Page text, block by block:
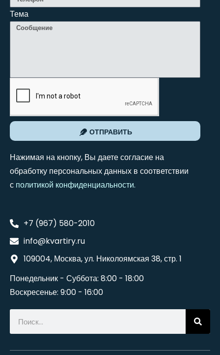
Тема
ОТПРАВИТЬ
Нажимая на кнопку, Вы даете согласие на
обработку персональных данных в соответствии
с политикой конфиденциальности.
+7 (967) 580-2010
info@kvartiry.ru
109004, Москва, ул. Николоямская 38, стр. 1
Понедельник - Суббота: 8:00 - 18:00
Воскресенье: 9:00 - 16:00